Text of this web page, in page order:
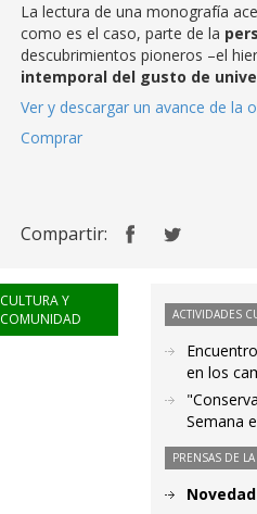
La lectura de una monografía
como es el caso, parte de la
descubrimientos pioneros –el
intemporal del gusto de
Ver y descargar un avance de la
Comprar
Compartir:
CULTURA Y
COMUNIDAD
ACTIVIDADES
en los
Semana
PRENSAS DE